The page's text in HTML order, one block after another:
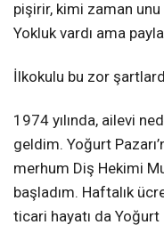
pişirir, kimi zaman
Yokluk vardı ama
İlkokulu bu zor
1974 yılında, ailevi
geldim. Yoğurt
merhum Diş Hekimi
başladım. Haftalık
ticari hayatı da Yoğurt